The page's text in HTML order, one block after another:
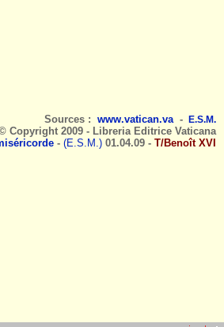
Sources : www.vatican.va- E.S.M.
Copyright 2009 - Libreria Editrice Vaticana
- (E.S.M.) 01.04.09 - T/Benoît XVI